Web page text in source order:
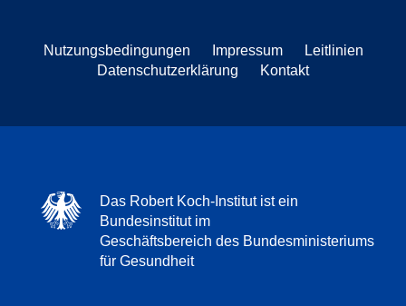
Nutzungsbedingungen Impressum
Leitlinien
Datenschutzerklärung
Kontakt
Das Robert Koch-Institut ist ein
Bundesinstitut im
Geschäftsbereich des Bundesministeriums
für Gesundheit